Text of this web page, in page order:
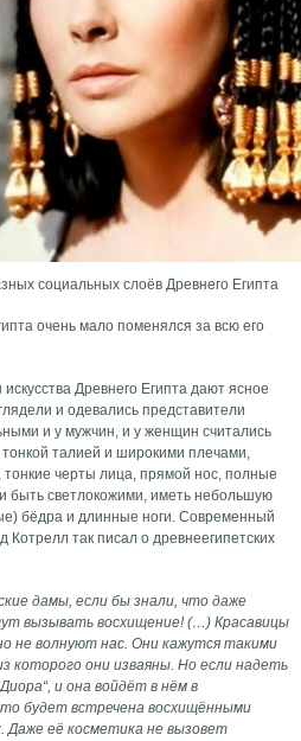
социальных слоёв Древнего Египта
очень мало поменялся за всю его
Древнего Египта дают ясное
и одевались представители
и у мужчин, и у женщин считались
талией и широкими плечами,
черты лица, прямой нос, полные
светлокожими, иметь небольшую
бёдра и длинные ноги. Современный
Котрелл так писал о древнеегипетских
дамы, если бы знали, что даже
вызывать восхищение! (…) Красавицы
не волнуют нас. Они кажутся такими
которого они изваяны. Но если надеть
и она войдёт в нём в
будет встречена восхищёнными
Даже её косметика не вызовет